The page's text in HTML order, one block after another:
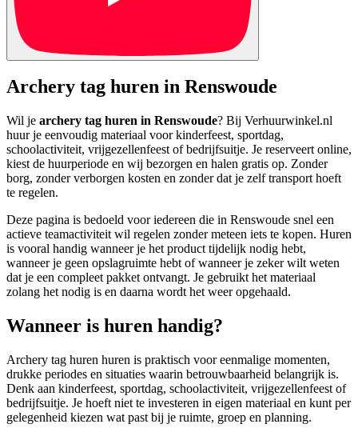
Archery tag huren in Renswoude
Wil je archery tag huren in Renswoude? Bij Verhuurwinkel.nl
huur je eenvoudig materiaal voor kinderfeest, sportdag,
schoolactiviteit, vrijgezellenfeest of bedrijfsuitje. Je reserveert online,
kiest de huurperiode en wij bezorgen en halen gratis op. Zonder
borg, zonder verborgen kosten en zonder dat je zelf transport hoeft
te regelen.
Deze pagina is bedoeld voor iedereen die in Renswoude snel een
actieve teamactiviteit wil regelen zonder meteen iets te kopen. Huren
is vooral handig wanneer je het product tijdelijk nodig hebt,
wanneer je geen opslagruimte hebt of wanneer je zeker wilt weten
dat je een compleet pakket ontvangt. Je gebruikt het materiaal
zolang het nodig is en daarna wordt het weer opgehaald.
Wanneer is huren handig?
Archery tag huren huren is praktisch voor eenmalige momenten,
drukke periodes en situaties waarin betrouwbaarheid belangrijk is.
Denk aan kinderfeest, sportdag, schoolactiviteit, vrijgezellenfeest of
bedrijfsuitje. Je hoeft niet te investeren in eigen materiaal en kunt per
gelegenheid kiezen wat past bij je ruimte, groep en planning.